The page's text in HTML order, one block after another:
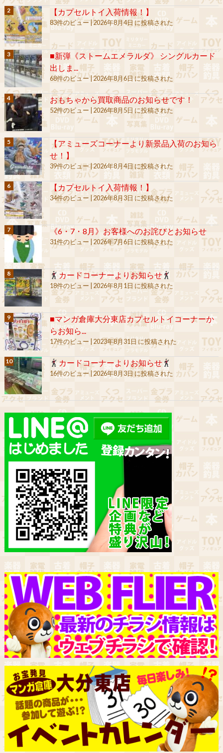
【カプセルトイ入荷情報！】
83件のビュー|2026年8月4日 に投稿された
■新弾《ストームエメラルダ》 シングルカード
出しま...
68件のビュー|2026年8月6日 に投稿された
おもちゃから買取商品のお知らせです！
52件のビュー 2026年8月5日 に投稿された
【アミューズコーナーより新景品入荷のお知ら
せ！】
39件のビュー|2026年8月4日 に投稿された
【カプセルトイ入荷情報！】
34件のビュー 2026年8月3日 に投稿された
《6・7・8月》お客様へのお詫びとお知らせ
31件のビュー| 2026年7月6日 に投稿された
カードコーナーよりお知らせ
18件のビュー 2026年8月1日 に投稿された
■マンガ倉庫大分東店カプセルトイコーナーか
らお知ら...
17件のビュー| 2023年8月31日 に投稿された
カードコーナーよりお知らせ
16件のビュー|2026年8月3日 に投稿された